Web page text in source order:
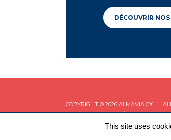
DÉCOUVRIR
COPYRIGHT © 2026 ALMAVIA CX
CE SITE EST PROTÉGÉ PAR
This site uses